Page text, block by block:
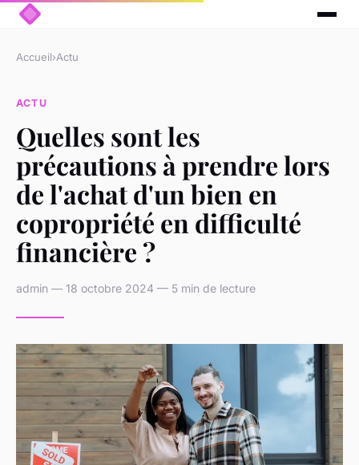
Accueil›Actu
ACTU
Quelles sont les
précautions à prendre lors
de l'achat d'un bien en
copropriété en difficulté
financière ?
admin — 18 octobre 2024 — 5 min de lecture